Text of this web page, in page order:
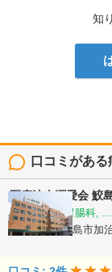
知
口コミがあ
医療法人潤愛会 鮫
内科, 外科, 胃腸科, ...
鹿児島県鹿児島市加